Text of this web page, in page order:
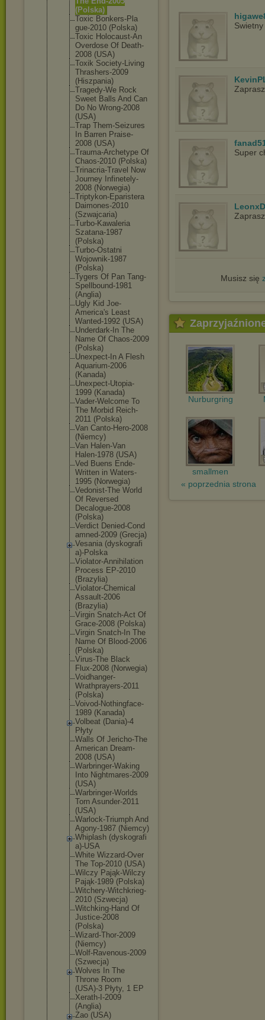
(Polska)
Toxic Bonkers-Pla
gue-2010 (Polska)
Toxic Holocaust-An
Overdose Of Death-
2008 (USA)
Toxik Society-Living
Thrashers-2009
(Hiszpania)
Tragedy-We Rock
Sweet Balls And Can
Do No Wrong-2008
(USA)
Trap Them-Seizures
In Barren Praise-
2008 (USA)
Trauma-Archetype Of
Chaos-2010 (Polska)
Trinacria-Travel Now
Journey Infinetely-
2008 (Norwegia)
Triptykon-Eparistera
Daimones-2010
(Szwajcaria)
Turbo-Kawal eria
Szatana-1987
(Polska)
Turbo-Ostatni
Wojownik-1987
(Polska)
Tygers Of Pan Tang-
Spellbound-1981
(Anglia)
Ugly Kid Joe-
America's Least
Wanted-1992 (USA)
Underdark-I n The
Name Of Chaos-2009
(Polska)
Unexpect-In A Flesh
Aquarium-2006
(Kanada)
Unexpect-Utopia-
1999 (Kanada)
Vader-Welcome To
The Morbid Reich-
2011 (Polska)
Van Canto-Hero-2008
(Niemcy)
Van Halen-Van
Halen-1978 (USA)
Ved Buens Ende-
Written in Waters-
1995 (Norwegia)
Vedonist-The World
Of Reversed
Decalogue-2008
(Polska)
Verdict Denied-Cond
amned-2009 (Grecja)
Vesania (dyskografi
a)-Polska
Violator-Annihilation
Process EP-2010
(Brazylia)
Violator-Chemical
Assault-2006
(Brazylia)
Virgin Snatch-Act Of
Grace-2008 (Polska)
Virgin Snatch-In The
Name Of Blood-2006
(Polska)
Virus-The Black
Flux-2008 (Norwegia)
Voidhanger-
Wrathprayers-2011
(Polska)
Voivod-Nothingface-
1989 (Kanada)
Volbeat (Dania)-4
Płyty
Walls Of Jericho-The
American Dream-
2008 (USA)
Warbringer-Waking
Into Nightmares-2009
(USA)
Warbringer-Worlds
Torn Asunder-2011
(USA)
Warlock-Triumph And
Agony-1987 (Niemcy)
Whiplash (dyskografi
a)-USA
White Wizzard-Over
The Top-2010 (USA)
Wilczy Pająk-Wilczy
Pająk-1989 (Polska)
Witchery-Witchkrieg-
2010 (Szwecja)
Witchking-Hand Of
Justice-2008
(Polska)
Wizard-Thor-2009
(Niemcy)
Wolf-Ravenous-2009
(Szwecja)
Wolves In The
Throne Room
(USA)-3 Płyty, 1 EP
Xerath-I-2009
(Anglia)
Zao (USA)
Super
Musisz się
Nurburgring
smallmen
« poprzednia strona